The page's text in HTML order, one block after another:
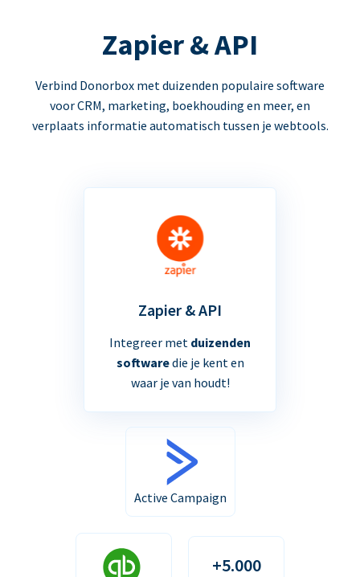
Zapier & API
Verbind Donorbox met duizenden populaire software
voor CRM, marketing, boekhouding en meer, en
verplaats informatie automatisch tussen je webtools.
Zapier & API
Integreer met duizenden
softwaredie je kent en
waar je van houdt!
Active Campaign
+5.000